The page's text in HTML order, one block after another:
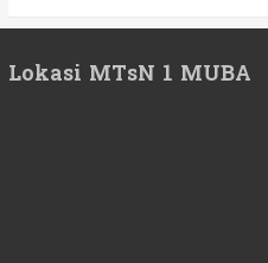
Lokasi MTsN 1 MUBA